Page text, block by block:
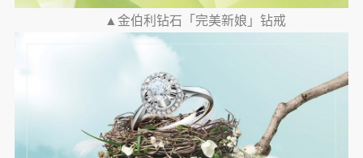
▲金伯利钻石「完美新娘」钻戒